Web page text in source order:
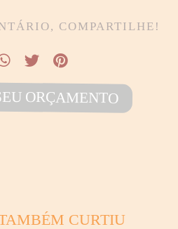
COMPARTILHE!
ORÇAMENTO
CURTIU